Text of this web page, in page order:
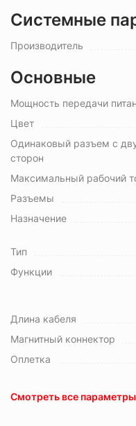
Системные
Производитель
Основные
Мощность передачи
Цвет
Одинаковый разъем с
сторон
Максимальный рабочий
Разъемы
Назначение
Тип
Функции
Длина кабеля
Магнитный коннектор
Оплетка
Смотреть все параметры